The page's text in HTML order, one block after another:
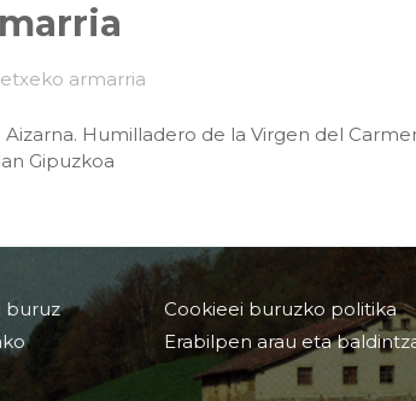
Humilladero de la Virgen del
Gipuzkoa
buruz
Cookieei buruzko politika
Erabilpen arau eta